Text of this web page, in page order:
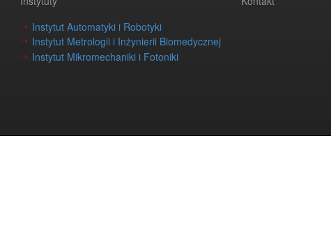
Instytut Automatyki i Robotyki
Instytut Metrologii i Inżynierii Biomedycznej
Instytut Mikromechaniki i Fotoniki